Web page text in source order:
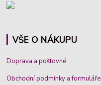
VŠE O NÁKUPU
Doprava a poštovné
Obchodní podmínky a formuláře